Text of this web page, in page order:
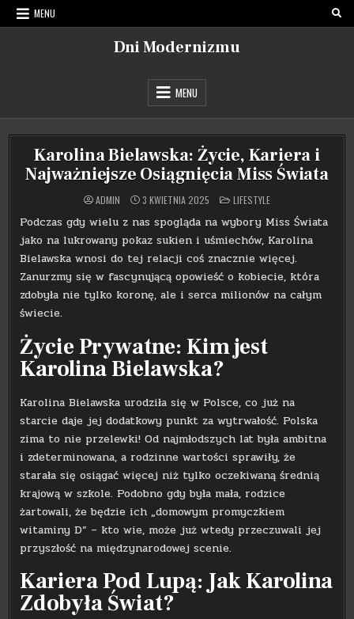
Skip
to
MENU
Dni Modernizmu
MENU
Karolina Bielawska: Życie, Kariera i
Najważniejsze Osiągnięcia Miss Świata
ADMIN 3 KWIETNIA 2025 POSTED
IN
LIFESTYLE
Podczas gdy wielu z nas spogląda na wybory Miss Świata
jako na lukrowany pokaz sukien i uśmiechów, Karolina
Bielawska wnosi do tej relacji coś znacznie więcej.
Zanurzmy się w fascynującą opowieść o kobiecie, która
zdobyła nie tylko koronę, ale i serca milionów na całym
świecie.
Życie Prywatne: Kim jest
Karolina Bielawska?
Karolina Bielawska urodziła się w Polsce, co już na
starcie daje jej dodatkowy punkt za wytrwałość. Polska
zima to nie przelewki! Od najmłodszych lat była ambitna
i zdeterminowana, a rodzinne wartości sprawiły, że
starała się osiągać więcej niż tylko oczekiwaną średnią
krajową w szkole. Podobno gdy była mała, rodzice
żartowali, że będzie ich „domowym promyczkiem
witaminy D” – kto wie, może już wtedy przeczuwali jej
przyszłość na międzynarodowej scenie.
Kariera Pod Lupą: Jak Karolina
Zdobyła Świat?